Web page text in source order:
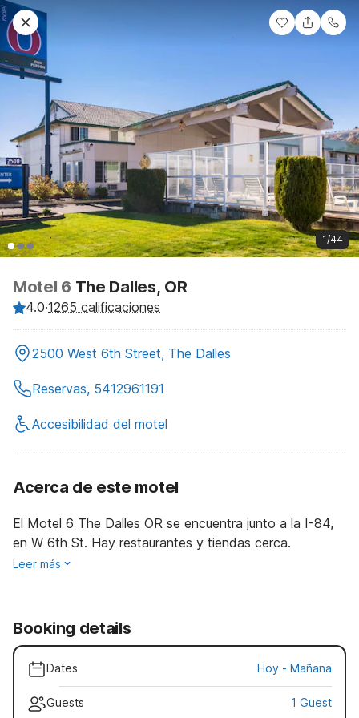
1/44
Motel 6 The Dalles, OR
4.0·1265 calificaciones
2500 West 6th Street, The Dalles
Reservas, 5412961191
Accesibilidad del motel
Acerca de este motel
El Motel 6 The Dalles OR se encuentra junto a la I-84,
en W 6th St. Hay restaurantes y tiendas cerca.
Leer más
Booking details
Dates Hoy - Mañana
Guests 1 Guest